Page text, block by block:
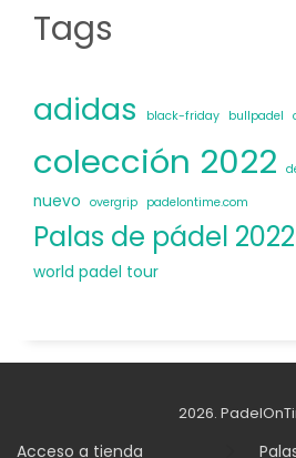
Tags
adidas black-friday bullpadel
colección 2022
nuevo overgrip padelontime.com
Palas de pádel 2022
world padel tour
2026.
Acceso a tienda